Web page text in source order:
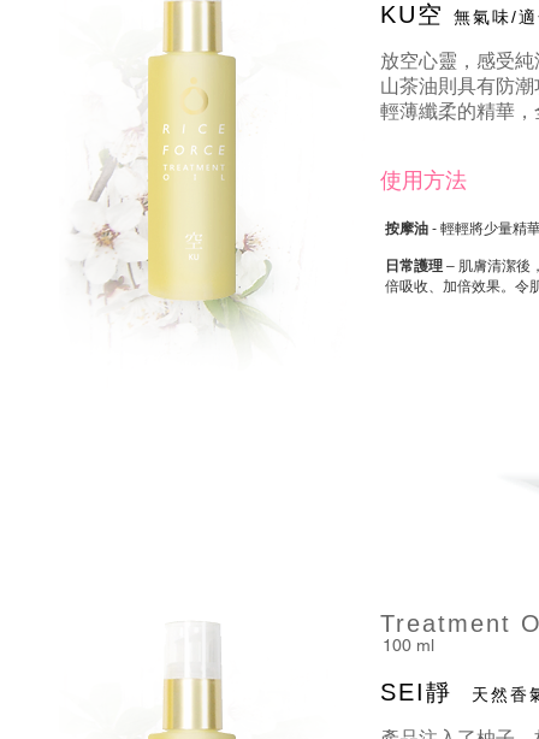
KU空 無氣味/
放空心靈，感受
山茶油則具有防
輕薄纖柔的精華
按摩油 - 輕輕將少量精
日常護理 – 肌膚清潔後
倍吸收、加倍效果。令
使用方法
Treatment
100 ml
SEI靜 天然香